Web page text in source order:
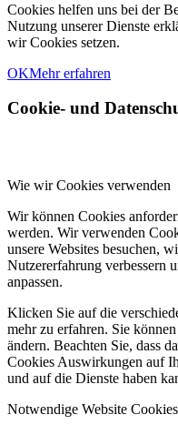
Cookies helfen uns bei der
Nutzung unserer Dienste
wir Cookies setzen.
OKMehr erfahren
Cookie- und
Wie wir Cookies verwenden
Wir können Cookies
werden. Wir verwenden
unsere Websites besuchen,
Nutzererfahrung verbessern
anpassen.
Klicken Sie auf die
mehr zu erfahren. Sie
ändern. Beachten Sie, dass
Cookies Auswirkungen auf
und auf die Dienste haben
Notwendige Website Cookies